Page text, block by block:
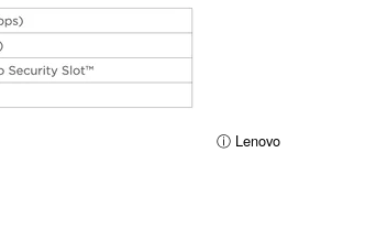
ⓘ Lenovo